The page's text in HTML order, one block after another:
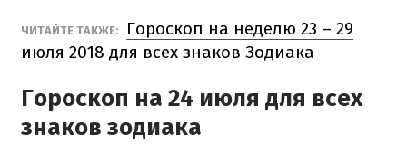
ЧИТАЙТЕ ТАКЖЕ:
Гороскоп на неделю 23 – 29
июля 2018 для всех знаков Зодиака
Гороскоп на 24 июля для всех
знаков зодиака